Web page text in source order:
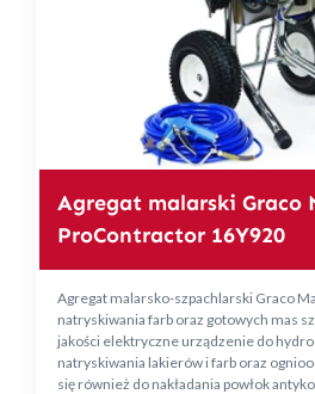
Agregat malarski Graco
ProContractor 16Y920
Agregat malarsko-szpachlarski Graco
natryskiwania farb oraz gotowych mas
jakości elektryczne urządzenie do
natryskiwania lakierów i farb oraz
się również do nakładania powłok